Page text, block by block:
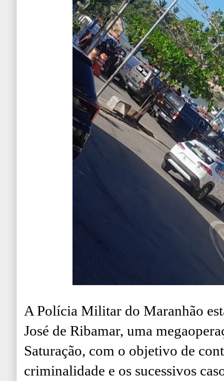
A Polícia Militar do Maranhão
José de Ribamar, uma
Saturação, com o objetivo de
criminalidade e os sucessivos